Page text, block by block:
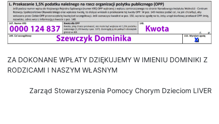
ZA DOKONANE WPŁATY DZIĘKUJEMY W IMIENIU DOMINIKI Z
RODZICAMI I NASZYM WŁASNYM
Zarząd Stowarzyszenia Pomocy Chorym Dzieciom LIVER